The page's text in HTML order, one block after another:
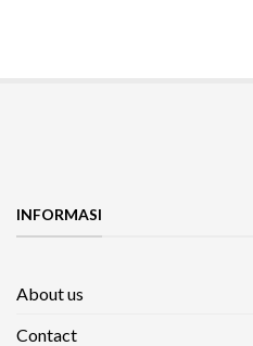
INFORMASI
About us
Contact